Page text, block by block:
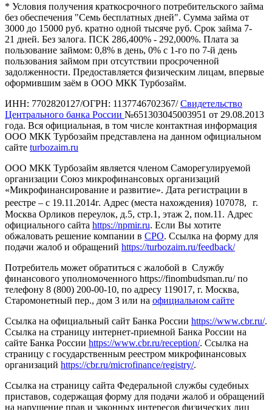
* Условия получения краткосрочного потребительского займа
без обеспечения "Семь бесплатных дней". Сумма займа от
3000 до 15000 руб. кратно одной тысяче руб. Срок займа 7-
21 дней. Без залога. ПСК 286,400% - 292,000%. Плата за
пользование займом: 0,8% в день, 0% с 1-го по 7-й день
пользования займом при отсутствии просроченной
задолженности. Предоставляется физическим лицам, впервые
оформившим заём в ООО МКК Турбозайм.
ИНН: 7702820127/ОГРН: 1137746702367/Свидетельство
Центрального банка России №651303045003951 от 29.08.2013
года. Вся официальная, в том числе контактная информация
ООО МКК Турбозайм представлена на данном официальном
сайте turbozaim.ru
ООО МКК Турбозайм является членом Саморегулируемой
организации Союз микрофинансовых организаций
«Микрофинансирование и развитие». Дата регистрации в
реестре – с 19.11.2014г. Адрес (места нахождения) 107078, г.
Москва Орликов переулок, д.5, стр.1, этаж 2, пом.11. Адрес
официального сайта https://npmir.ru. Если Вы хотите
обжаловать решение компании в СРО. Ссылка на форму для
подачи жалоб и обращений https://turbozaim.ru/feedback/
Потребитель может обратиться с жалобой в Службу
финансового уполномоченного https://finombudsman.ru/ по
телефону 8 (800) 200-00-10, по адресу 119017, г. Москва,
Старомонетный пер., дом 3 или на официальном сайте
Ссылка на официальный сайт Банка России https://www.cbr.ru/.
Ссылка на страницу интернет-приемной Банка России на
сайте Банка России https://www.cbr.ru/reception/. Ссылка на
страницу с государственным реестром микрофинансовых
организаций https://cbr.ru/microfinance/registry/.
Ссылка на страницу сайта Федеральной службы судебных
приставов, содержащая форму для подачи жалоб и обращений
на нарушение прав и законных интересов физических лиц